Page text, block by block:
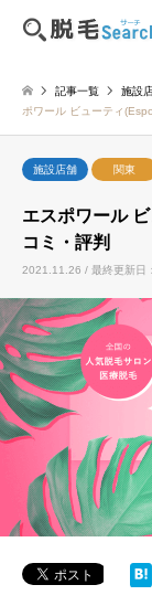
記事一覧 施設
ポワール ビューティ
施設店舗 関東
エスポワール
コミ・評判
2021.11.26 / 最終更新日